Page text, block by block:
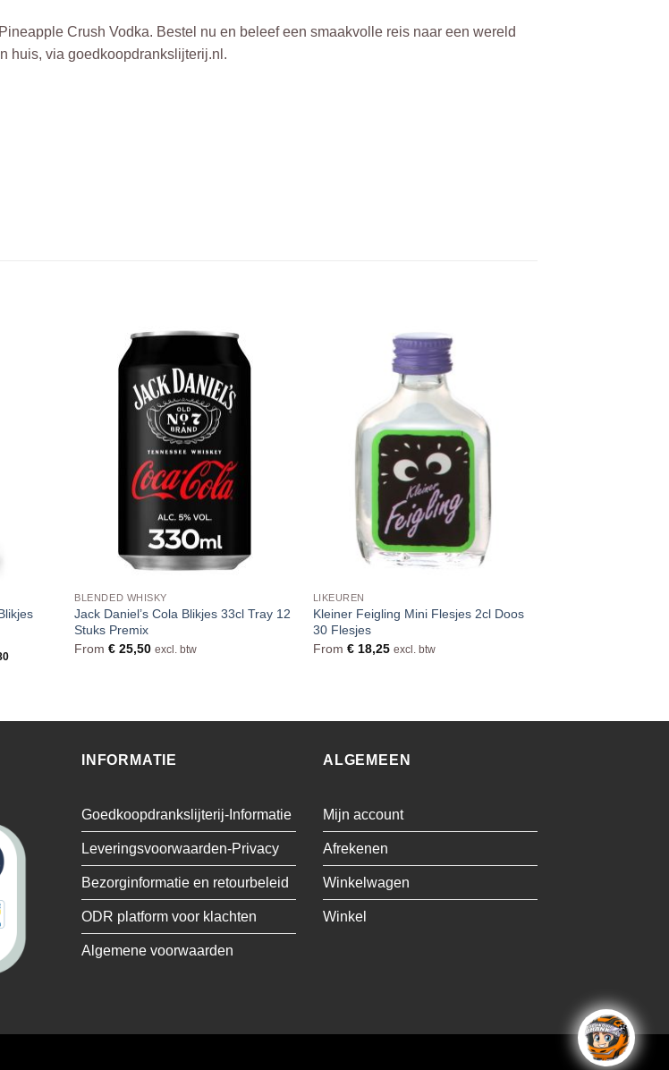
Crush Vodka. Bestel nu en beleef een smaakvolle reis naar een wereld
huis, via goedkoopdrankslijterij.nl.
BLENDED WHISKY
Jack Daniel’s Cola Blikjes 33cl Tray 12
Stuks Premix
From€ 25,50 excl. btw
LIKEUREN
Kleiner Feigling Mini Flesjes 2cl Doos
30 Flesjes
From €18,25 excl. btw
INFORMATIE
Goedkoopdrankslijterij-Informatie
Leveringsvoorwaarden-Privacy
Bezorginformatie en retourbeleid
ODR platform voor klachten
Algemene voorwaarden
ALGEMEEN
Mijn account
Afrekenen
Winkelwagen
Winkel
Bancontact